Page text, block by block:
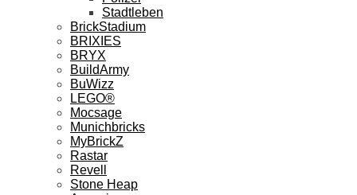
Stadtleben
BrickStadium
BRIXIES
BRYX
BuildArmy
BuWizz
LEGO®
Mocsage
Munichbricks
MyBrickZ
Rastar
Revell
Stone Heap